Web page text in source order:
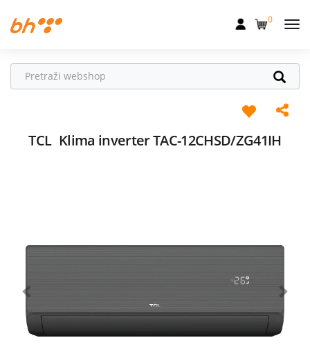
Fiksna
Televizija
Akcije
0
TCL Klima inverter TAC-12CHSD/ZG41IH